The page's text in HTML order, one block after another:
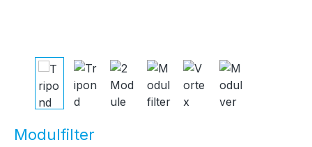
Modulfilter